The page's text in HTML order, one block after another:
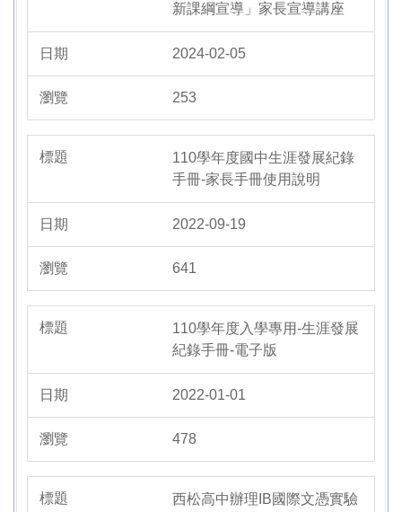
新課綱宣導」家長宣導講座
2024-02-05
253
110學年度國中生涯發展紀錄
手冊-家長手冊使用說明
2022-09-19
641
110學年度入學專用-生涯發展
紀錄手冊-電子版
2022-01-01
478
西松高中辦理IB國際文憑實驗